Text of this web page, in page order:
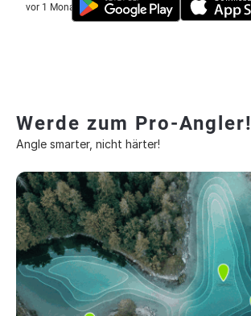
vor 1 Monat
Werde zum Pro-Angler!
Angle smarter, nicht härter!